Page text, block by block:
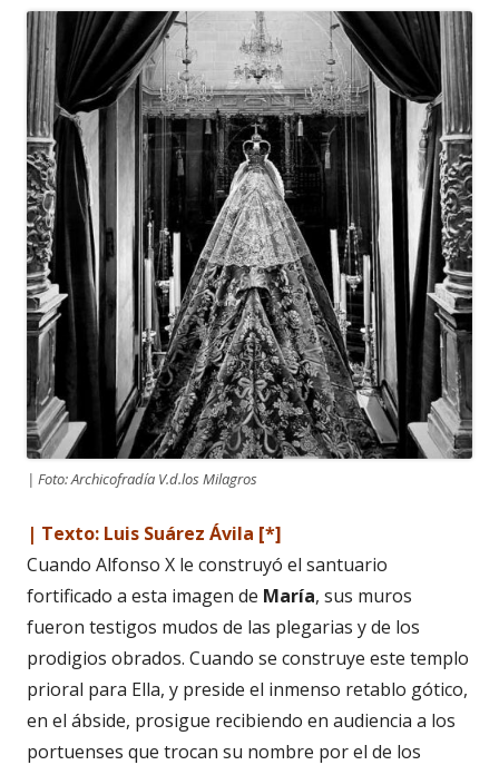
| Foto: Archicofradía V.d.los Milagros
| Texto: Luis Suárez Ávila [*]
Cuando Alfonso X le construyó el santuario
fortificado a esta imagen de María, sus muros
fueron testigos mudos de las plegarias y de los
prodigios obrados. Cuando se construye este templo
prioral para Ella, y preside el inmenso retablo gótico,
en el ábside, prosigue recibiendo en audiencia a los
portuenses que trocan su nombre por el de los